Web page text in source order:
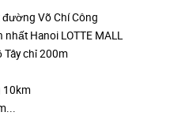
Võ Chí Công
Hanoi LOTTE MALL
Tây chỉ 200m
10km